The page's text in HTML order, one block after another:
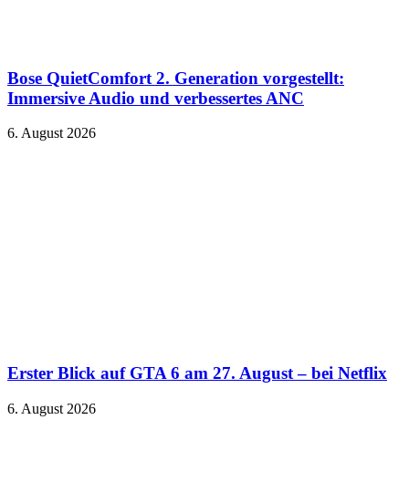
Bose QuietComfort 2. Generation vorgestellt:
Immersive Audio und verbessertes ANC
6. August 2026
Erster Blick auf GTA 6 am 27. August – bei Netflix
6. August 2026